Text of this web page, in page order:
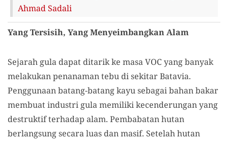
Ahmad Sadali
Yang Tersisih, Yang Menyeimbangkan Alam
Sejarah gula dapat ditarik ke masa VOC yang banyak
melakukan penanaman tebu di sekitar Batavia.
Penggunaan batang-batang kayu sebagai bahan bakar
membuat industri gula memiliki kecenderungan yang
destruktif terhadap alam. Pembabatan hutan
berlangsung secara luas dan masif. Setelah hutan